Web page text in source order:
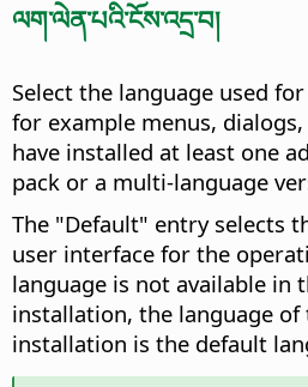
ལག་ལེན་པའི་ངོས་འདྲ་བ།
Select the language used
for example menus,
have installed at least one
pack or a multi-language
The "Default" entry selects
user interface for the
language is not available in
installation, the language of
installation is the default